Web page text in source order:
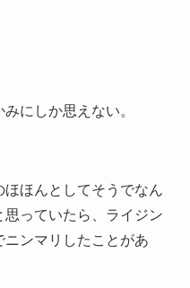
にしか思えない。
ほんとしてそうでなん
っていたら、ライジン
ンマリしたことがあ